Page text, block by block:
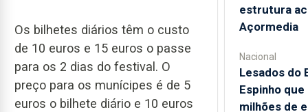
Os bilhetes diários têm o custo
de 10 euros e 15 euros o passe
para os 2 dias do festival. O
preço para os munícipes é de 5
euros o bilhete diário e 10 euros
estrutura
Açormedia
Nacional
Lesados do
Espinho
milhões de